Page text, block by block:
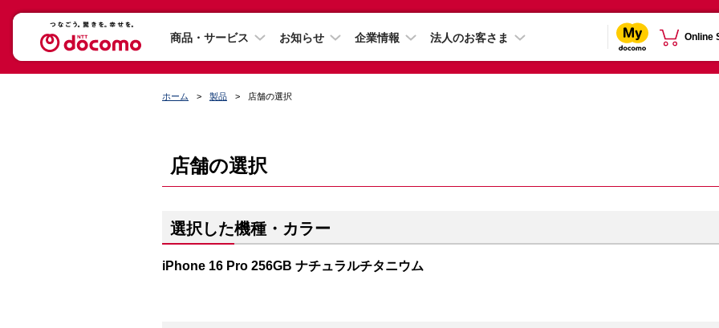
商品・サービス お知らせ 企業情報 法人のお客さま Online
ホーム 製品 店舗の選択
店舗の選択
選択した機種・カラー
iPhone 16 Pro 256GB ナチュラルチタニウム